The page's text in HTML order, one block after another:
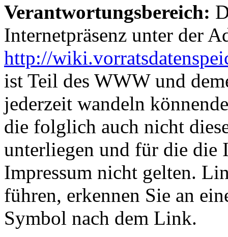
Verantwortungsbereich:
Internetpräsenz unter der
http://
ist Teil des WWW und
jederzeit wandeln
die folglich auch nicht
unterliegen und für die die
Impressum nicht gelten.
führen, erkennen Sie an
Symbol nach dem Link.